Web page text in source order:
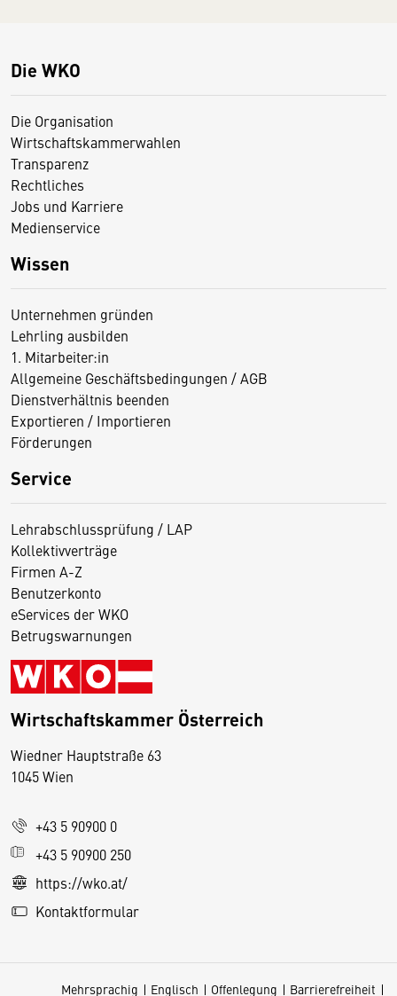
Die WKO
Die Organisation
Wirtschaftskammerwahlen
Transparenz
Rechtliches
Jobs und Karriere
Medienservice
Wissen
Unternehmen gründen
Lehrling ausbilden
1. Mitarbeiter:in
Allgemeine Geschäftsbedingungen / AGB
Dienstverhältnis beenden
Exportieren / Importieren
Förderungen
Service
Lehrabschlussprüfung / LAP
Kollektivverträge
Firmen A-Z
Benutzerkonto
eServices der WKO
Betrugswarnungen
Wirtschaftskammer Österreich
Wiedner Hauptstraße 63
1045 Wien
+43 5 90900 0
+43 5 90900 250
https://wko.at/
Kontaktformular
Mehrsprachig Englisch Offenlegung Barrierefreiheit
D
s
e
S
e